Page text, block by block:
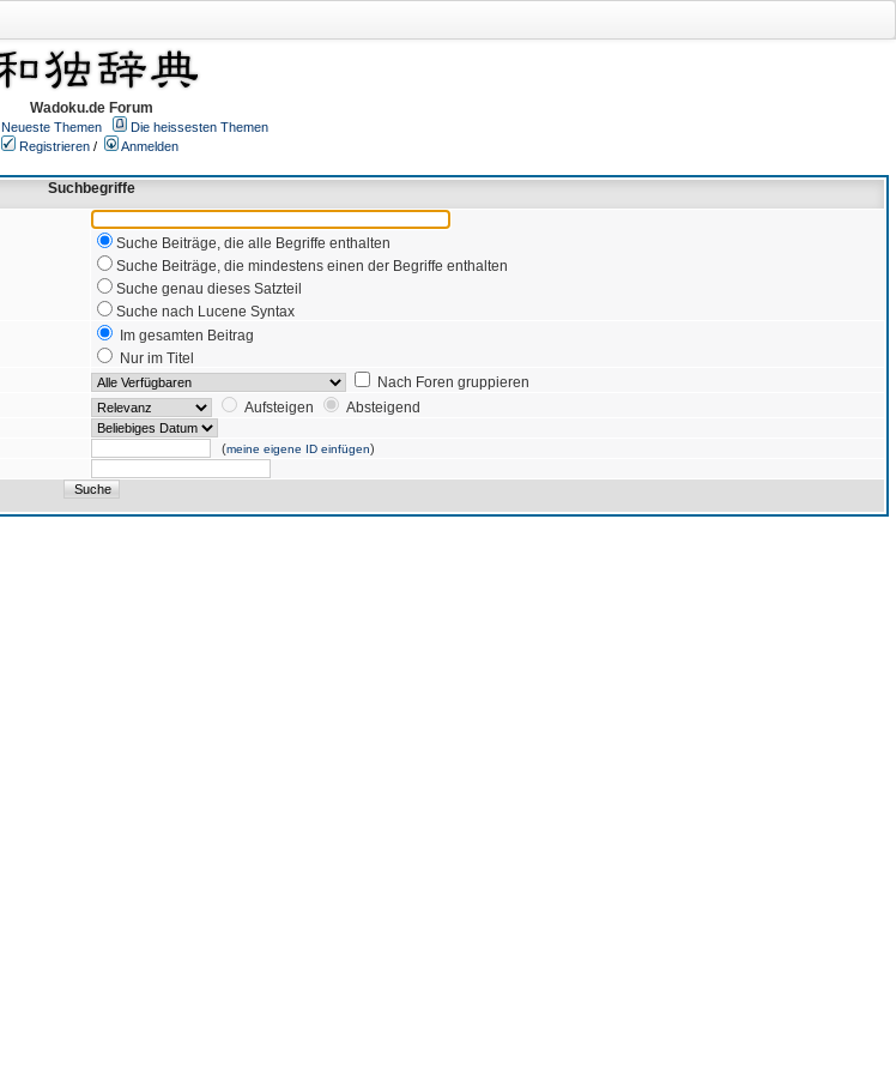
Wadoku.de Forum
Neueste Themen
Die heissesten Themen
Registrieren /
Anmelden
Suchbegriffe
Suche Beiträge, die alle Begriffe enthalten
Suche Beiträge, die mindestens einen der Begriffe enthalten
Suche genau dieses Satzteil
Suche nach Lucene Syntax
Im gesamten Beitrag
Nur im Titel
Nach Foren gruppieren
Aufsteigen
Absteigend
(meine eigene ID einfügen)